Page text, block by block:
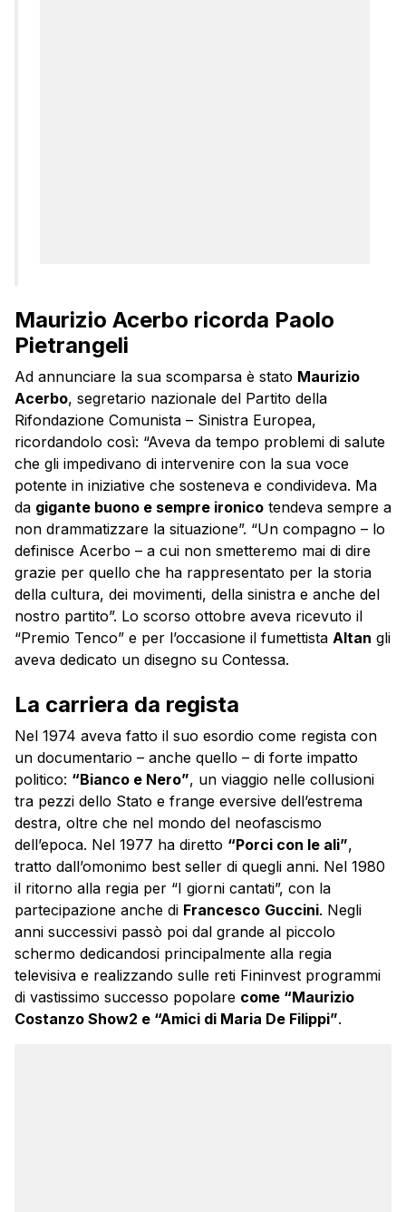
Maurizio Acerbo ricorda Paolo
Pietrangeli
Ad annunciare la sua scomparsa è stato Maurizio
Acerbo, segretario nazionale del Partito della
Rifondazione Comunista – Sinistra Europea,
ricordandolo così: “Aveva da tempo problemi di salute
che gli impedivano di intervenire con la sua voce
potente in iniziative che sosteneva e condivideva. Ma
da gigante buono e sempre ironico tendeva sempre a
non drammatizzare la situazione”. “Un compagno – lo
definisce Acerbo – a cui non smetteremo mai di dire
grazie per quello che ha rappresentato per la storia
della cultura, dei movimenti, della sinistra e anche del
nostro partito”. Lo scorso ottobre aveva ricevuto il
“Premio Tenco” e per l’occasione il fumettista Altan gli
aveva dedicato un disegno su Contessa.
La carriera da regista
Nel 1974 aveva fatto il suo esordio come regista con
un documentario – anche quello – di forte impatto
politico: “Bianco e Nero”, un viaggio nelle collusioni
tra pezzi dello Stato e frange eversive dell’estrema
destra, oltre che nel mondo del neofascismo
dell’epoca. Nel 1977 ha diretto “Porci con le ali”,
tratto dall’omonimo best seller di quegli anni. Nel 1980
il ritorno alla regia per “I giorni cantati”, con la
partecipazione anche di Francesco Guccini. Negli
anni successivi passò poi dal grande al piccolo
schermo dedicandosi principalmente alla regia
televisiva e realizzando sulle reti Fininvest programmi
di vastissimo successo popolare come “Maurizio
Costanzo Show2 e “Amici di Maria De Filippi”.